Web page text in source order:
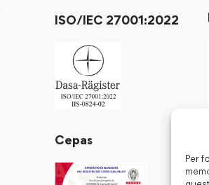
Per
ISO/IEC 27001:2022
Cepas